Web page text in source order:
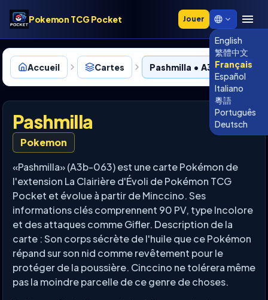
Pokemon TCG Pocket Jouer
English
繁體中文
Français
Español
Italiano
粵語
Português
Deutsch
Accueil Cartes Pashmilla • A3b-063
Pashmilla
Pokemon
«Pashmilla» (A3b-063) est une carte Pokémon de
l'extension La Clairière d'Évoli de Pokémon TCG
Pocket et évolue à partir de Minccino. Ses
informations clés comprennent 90 PV, type Incolore
et des attaques comme Gifler. Description de la
carte : Son corps sécrète de l'huile que ce Pokémon
répand sur son nid comme revêtement pour le
protéger de la poussière. Cinccino ne tolérera même
pas la moindre parcelle de ce genre de choses.